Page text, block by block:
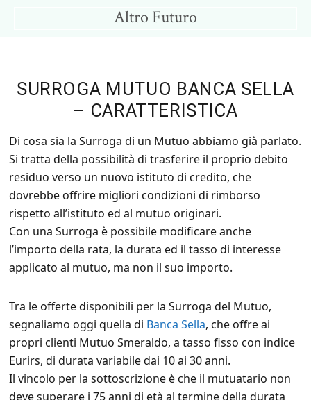
Altro Futuro
Altro
SURROGA MUTUO BANCA SELLA
– CARATTERISTICA
Di cosa sia la Surroga di un Mutuo abbiamo già parlato.
Si tratta della possibilità di trasferire il proprio debito
residuo verso un nuovo istituto di credito, che
dovrebbe offrire migliori condizioni di rimborso
rispetto all’istituto ed al mutuo originari.
Con una Surroga è possibile modificare anche
l’importo della rata, la durata ed il tasso di interesse
applicato al mutuo, ma non il suo importo.
Tra le offerte disponibili per la Surroga del Mutuo,
segnaliamo oggi quella di Banca Sella, che offre ai
propri clienti Mutuo Smeraldo, a tasso fisso con indice
Eurirs, di durata variabile dai 10 ai 30 anni.
Il vincolo per la sottoscrizione è che il mutuatario non
deve superare i 75 anni di età al termine della durata